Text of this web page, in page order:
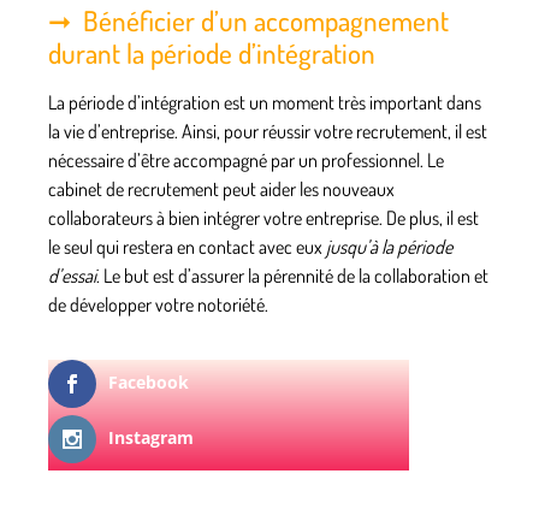
Bénéficier d’un accompagnement
durant la période d’intégration
La période d’intégration est un moment très important dans
la vie d’entreprise. Ainsi, pour réussir votre recrutement, il est
nécessaired’être accompagné par un professionnel. Le
cabinet de recrutement peut aider les nouveaux
collaborateurs à bien intégrer votre entreprise. De plus, il est
le seul qui restera en contact avec eux jusqu’à la période
d’essai. Le but est d’assurer la pérennité de la collaboration et
de développer votre notoriété.
Facebook
Instagram